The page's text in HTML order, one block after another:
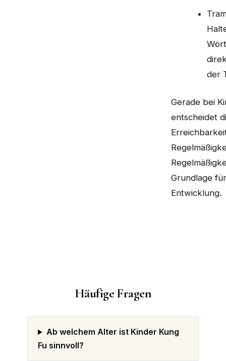
der
Gerade bei
entscheidet
Grundlage
Entwicklung.
Häufige Fragen
Ab welchem Alter ist Kinder Kung
Fu sinnvoll?